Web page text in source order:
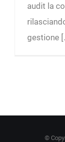
audit la
gestione
©